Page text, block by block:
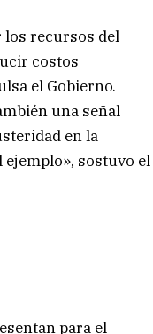
los recursos del
costos
el Gobierno.
una señal
en la
sostuvo el
para el